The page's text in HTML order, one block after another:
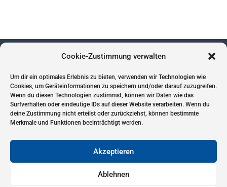
Cookie-Zustimmung verwalten
Um dir ein optimales Erlebnis zu bieten, verwenden wir Technologien wie
Cookies, um Geräteinformationen zu speichern und/oder darauf zuzugreifen.
Wenn du diesen Technologien zustimmst, können wir Daten wie das
Surfverhalten oder eindeutige IDs auf dieser Website verarbeiten. Wenn du
deine Zustimmung nicht erteilst oder zurückziehst, können bestimmte
Merkmale und Funktionen beeinträchtigt werden.
Akzeptieren
Ablehnen
Impressum
Datenschutz
Cookies